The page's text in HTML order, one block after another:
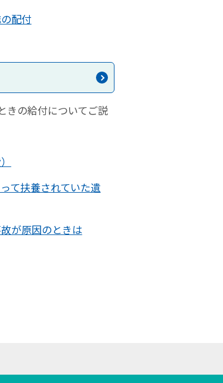
配付
きの給付についてご説
って扶養されていた遺
が原因のときは